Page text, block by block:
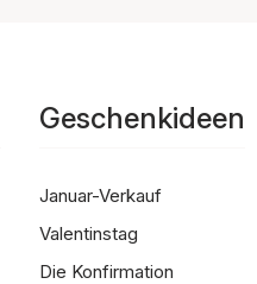
Geschenkideen
Januar-Verkauf
Valentinstag
Die Konfirmation